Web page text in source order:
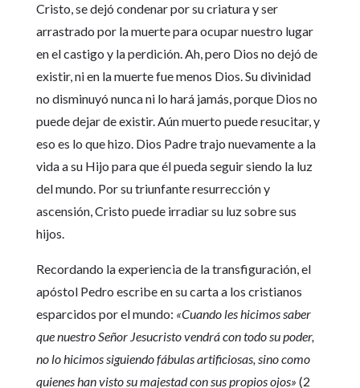
Cristo, se dejó condenar por su criatura y ser
arrastrado por la muerte para ocupar nuestro lugar
en el castigo y la perdición. Ah, pero Dios no dejó de
existir, ni en la muerte fue menos Dios. Su divinidad
no disminuyó nunca ni lo hará jamás, porque Dios no
puede dejar de existir. Aún muerto puede resucitar, y
eso es lo que hizo. Dios Padre trajo nuevamente a la
vida a su Hijo para que él pueda seguir siendo la luz
del mundo. Por su triunfante resurrección y
ascensión, Cristo puede irradiar su luz sobre sus
hijos.
Recordando la experiencia de la transfiguración, el
apóstol Pedro escribe en su carta a los cristianos
esparcidos por el mundo: «Cuando les hicimos saber
que nuestro Señor Jesucristo vendrá con todo su poder,
no lo hicimos siguiendo fábulas artificiosas, sino como
quienes han visto su majestad con sus propios ojos» (2